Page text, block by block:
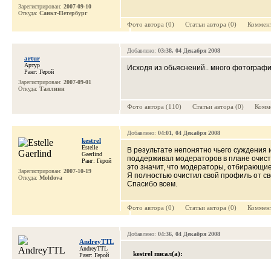
Зарегистрирован: 2007-09-10
Откуда: Санкт-Петербург
Фото автора (0) Cтатьи автора (0)
artur
Артур
Ранг: Герой
Зарегистрирован: 2007-09-01
Откуда: Таллинн
Добавлено: 03:38, 04 Декабря 2008
Исходя из обьяснений.. много
Фото автора (110) Cтатьи автора (0)
kestrel
Estelle
Gaerlind
Ранг: Герой
Зарегистрирован: 2007-10-19
Откуда: Moldova
Добавлено: 04:01, 04 Декабря 2008
В результате непонятно чьего
поддерживал модераторов в плане
это значит, что модераторы,
Я полностью очистил свой профиль от
Спасибо всем.
Фото автора (0) Cтатьи автора (0)
AndreyTTL
AndreyTTL
Ранг: Герой
Добавлено: 04:36, 04 Декабря 2008
kestrel писал(а):